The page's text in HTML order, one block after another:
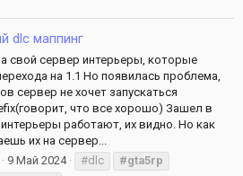
dlc маппинг
свой сервер интерьеры, которые
на 1.1 Но появилась проблема,
сервер не хочет запускаться
что все хорошо) Зашел в
работают, их видно. Но как
их на сервер...
9 Май 2024 #dlc
#gta5rp